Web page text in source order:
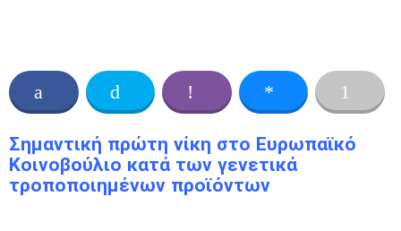
Σημαντική πρώτη νίκη στο Ευρωπαϊκό
Κοινοβούλιο κατά των γενετικά
τροποποιημένων προϊόντων